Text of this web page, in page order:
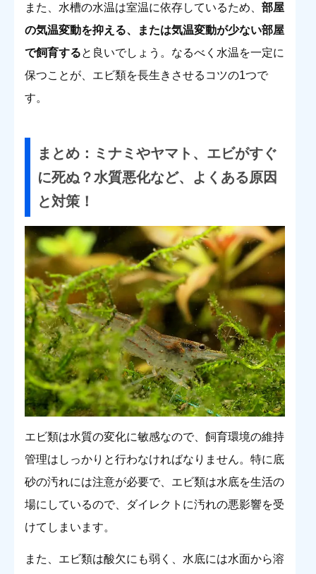
また、水槽の水温は室温に依存しているため、 部屋
の気温変動を抑える、または気温変動が少ない部屋
で飼育すると良いでしょう。なるべく水温を一定に
保つことが、エビ類を長生きさせるコツの1つで
す。
まとめ：ミナミやヤマト、エビがすぐ
に死ぬ？水質悪化など、よくある原因
と対策！
エビ類は水質の変化に敏感なので、飼育環境の維持
管理はしっかりと行わなければなりません。特に底
砂の汚れには注意が必要で、エビ類は水底を生活の
場にしているので、ダイレクトに汚れの悪影響を受
けてしまいます。
また、エビ類は酸欠にも弱く、水底には水面から溶